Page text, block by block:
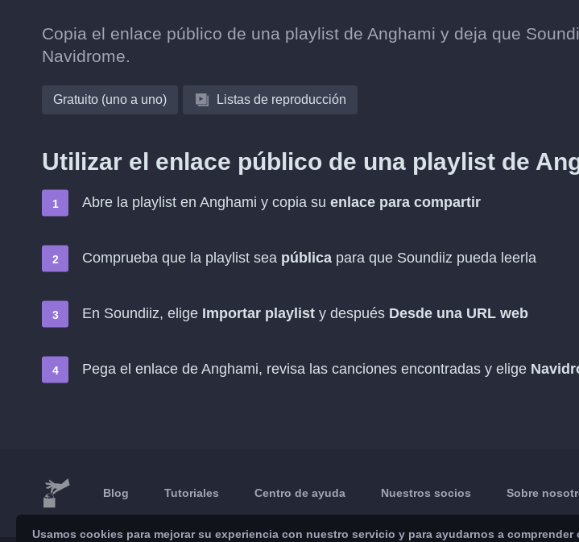
Copia el enlace público de una playlist de Anghami y deja que
Navidrome.
Gratuito (uno a uno) Listas de reproducción
Utilizar el enlace público de una playlist de
Abre la playlist en Anghami y copia su enlace para compartir
Comprueba que la playlist sea pública para que Soundiiz pueda leerla
En Soundiiz, elige Importar playlist y después Desde una URL web
Pega el enlace de Anghami, revisa las canciones encontradas y elige
Blog Tutoriales Centro de ayuda Nuestros socios Sobre
Usamos cookies para mejorar su experiencia con nuestro servicio y para ayudarnos a